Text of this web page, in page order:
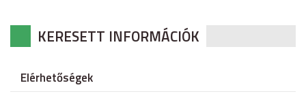
KERESETT INFORMÁCIÓK
Elérhetőségek